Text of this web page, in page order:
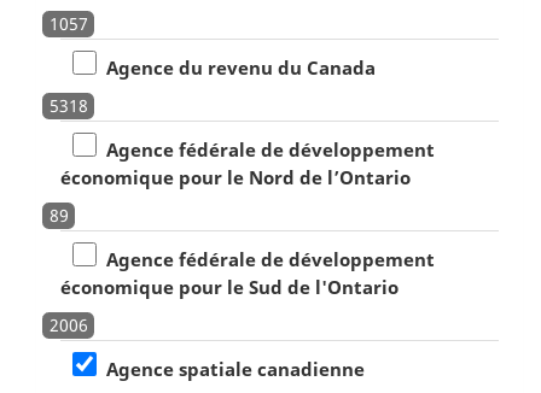
1057
Agence du revenu du Canada
5318
Agence fédérale de développement
économique pour le Nord de l’Ontario
89
Agence fédérale de développement
économique pour le Sud de l'Ontario
2006
Agence spatiale canadienne